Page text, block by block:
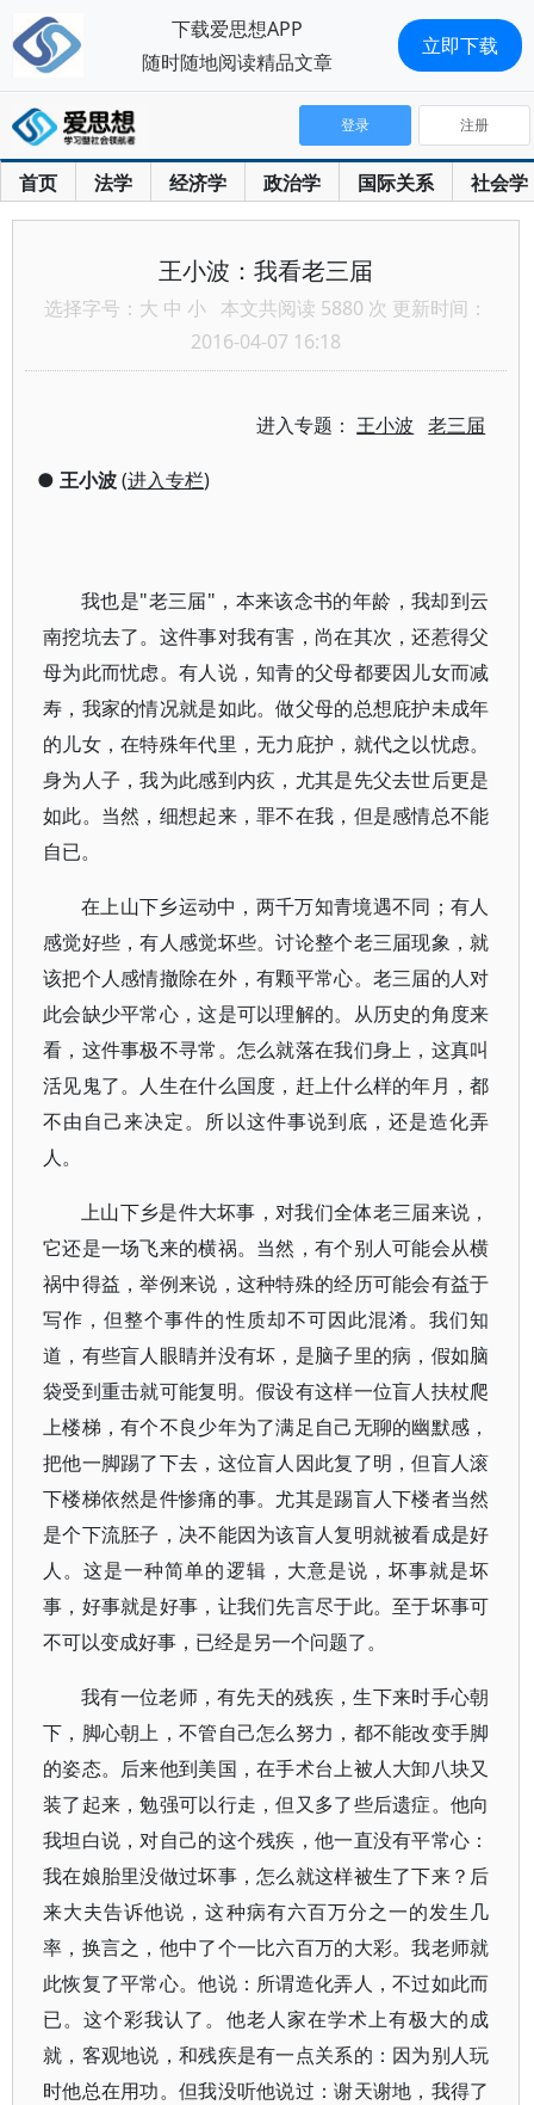
首页 法学 经济学 政治学 国际关系 社会学
登录 注册
王小波：我看老三届
选择字号： 大 中 小 本文共阅读 5880 次 更新时间：
2016-04-07 16:18
进入专题：王小波 老三届
● 王小波(进入专栏)
我也是"老三届"，本来该念书的年龄，我却到云
南挖坑去了。这件事对我有害，尚在其次，还惹得父
母为此而忧虑。有人说，知青的父母都要因儿女而减
寿，我家的情况就是如此。做父母的总想庇护未成年
的儿女，在特殊年代里，无力庇护，就代之以忧虑。
身为人子，我为此感到内疚，尤其是先父去世后更是
如此。当然，细想起来，罪不在我，但是感情总不能
自已。
在上山下乡运动中，两千万知青境遇不同；有人
感觉好些，有人感觉坏些。讨论整个老三届现象，就
该把个人感情撤除在外，有颗平常心。老三届的人对
此会缺少平常心，这是可以理解的。从历史的角度来
看，这件事极不寻常。怎么就落在我们身上，这真叫
活见鬼了。人生在什么国度，赶上什么样的年月，都
不由自己来决定。所以这件事说到底，还是造化弄
人。
上山下乡是件大坏事，对我们全体老三届来说，
它还是一场飞来的横祸。当然，有个别人可能会从横
祸中得益，举例来说，这种特殊的经历可能会有益于
写作，但整个事件的性质却不可因此混淆。我们知
道，有些盲人眼睛并没有坏，是脑子里的病，假如脑
袋受到重击就可能复明。假设有这样一位盲人扶杖爬
上楼梯，有个不良少年为了满足自己无聊的幽默感，
把他一脚踢了下去，这位盲人因此复了明，但盲人滚
下楼梯依然是件惨痛的事。尤其是踢盲人下楼者当然
是个下流胚子，决不能因为该盲人复明就被看成是好
人。这是一种简单的逻辑，大意是说，坏事就是坏
事，好事就是好事，让我们先言尽于此。至于坏事可
不可以变成好事，已经是另一个问题了。
我有一位老师，有先天的残疾，生下来时手心朝
下，脚心朝上，不管自己怎么努力，都不能改变手脚
的姿态。后来他到美国，在手术台上被人大卸八块又
装了起来，勉强可以行走，但又多了些后遗症。他向
我坦白说，对自己的这个残疾，他一直没有平常心：
我在娘胎里没做过坏事，怎么就这样被生了下来？后
来大夫告诉他说，这种病有六百万分之一的发生几
率，换言之，他中了个一比六百万的大彩。我老师就
此恢复了平常心。他说：所谓造化弄人，不过如此而
已。这个彩我认了。他老人家在学术上有极大的成
就，客观地说，和残疾是有一点关系的：因为别人玩
时他总在用功。但我没听他说过：谢天谢地，我得了
下载爱思想APP
随时随地阅读精品文章
立即下载